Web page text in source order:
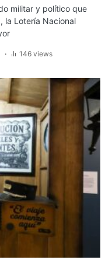
militar y político que
la Lotería Nacional
146 views